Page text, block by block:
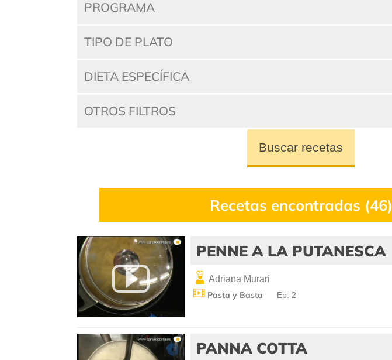
PROGRAMA
TIPO DE PLATO
DIETA ESPECÍFICA
OTROS FILTROS
Buscar recetas
Recetas encontradas (46)
PENNE A LA PUTANESCA
Adriana Murari
Pasta y Basta Ep: 2
PANNA COTTA